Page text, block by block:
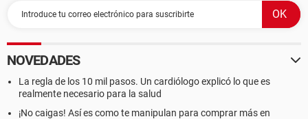
NOVEDADES
La regla de los 10 mil pasos. Un cardiólogo explicó lo que es
realmente necesario para la salud
¡No caigas! Así es como te manipulan para comprar más en